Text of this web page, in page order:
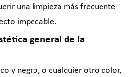
una limpieza más frecuente
impecable.
general de la
y negro, o cualquier otro color,